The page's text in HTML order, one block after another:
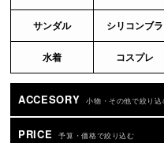
サンダル シリコンブラ
水着 コスプレ
ACCESORY 小物・その他で絞り込
PRICE 予算・価格で絞り込む